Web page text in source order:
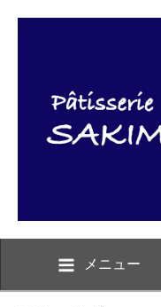
メニュー